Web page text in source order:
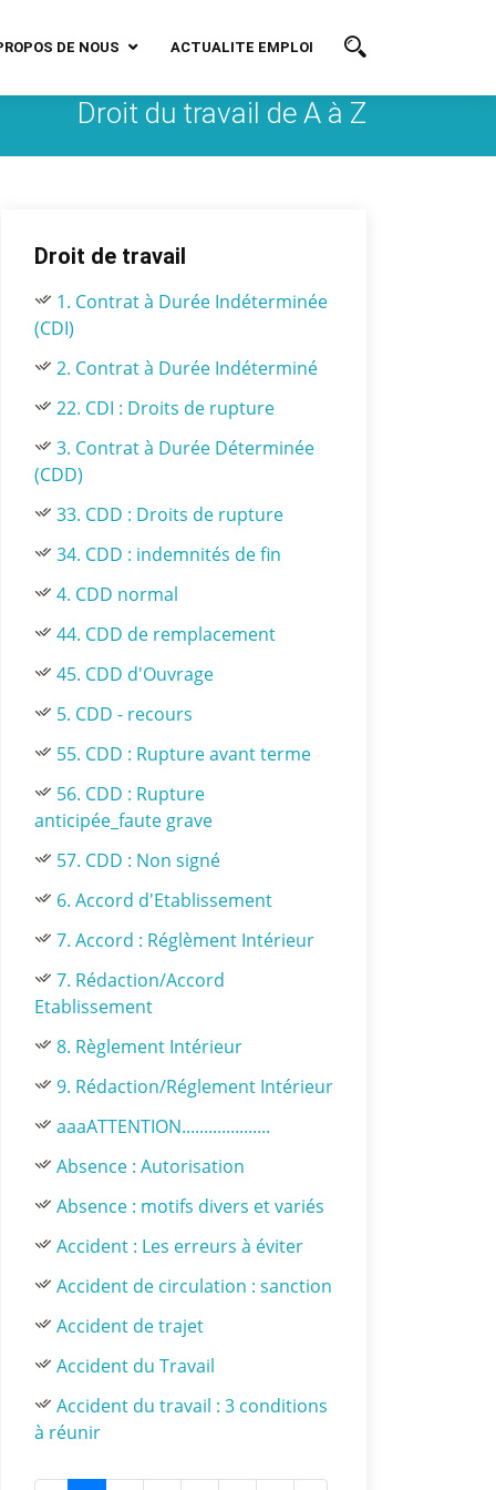
DE NOUS ACTUALITE EMPLOI
Droit du travail de A à Z
Droit de travail
1. Contrat à Durée Indéterminée
(CDI)
2. Contrat à Durée Indéterminé
22. CDI : Droits de rupture
3. Contrat à Durée Déterminée
(CDD)
33. CDD : Droits de rupture
34. CDD : indemnités de fin
4. CDD normal
44. CDD de remplacement
45. CDD d'Ouvrage
5. CDD - recours
55. CDD : Rupture avant terme
56. CDD : Rupture
anticipée_faute grave
57. CDD : Non signé
6. Accord d'Etablissement
7. Accord : Réglèment Intérieur
7. Rédaction/Accord
Etablissement
8. Règlement Intérieur
9. Rédaction/Réglement Intérieur
aaaATTENTION....................
Absence : Autorisation
Absence : motifs divers et variés
Accident : Les erreurs à éviter
Accident de circulation : sanction
Accident de trajet
Accident du Travail
Accident du travail : 3 conditions
à réunir